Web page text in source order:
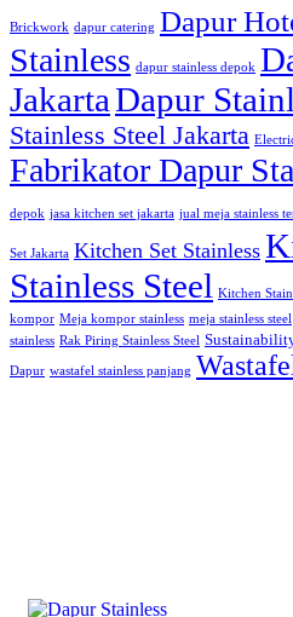
Brickwork dapur catering Dapur
Stainless dapur stainless depok
JakartaDapur
Stainless Steel Jakarta
Fabrikator Dapur
depok jasa kitchen set jakarta jual meja stainless
Set Jakarta Kitchen Set Stainless
Stainless Steel Kitchen
kompor Meja kompor stainless meja stainless steel
stainless Rak Piring Stainless Steel
Dapur wastafel stainless panjang